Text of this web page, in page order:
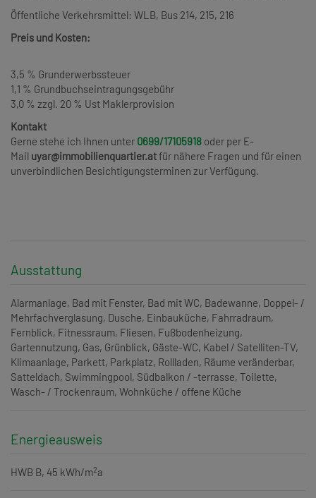
Öffentliche Verkehrsmittel: WLB, Bus 214, 215, 216
Preis und Kosten:
3,5 % Grunderwerbssteuer
1,1 % Grundbuchseintragungsgebühr
3,0 % zzgl. 20 % Ust Maklerprovision
Kontakt
Gerne stehe ich Ihnen unter 0699/17105918 oder per E-
Mail uyar@immobilienquartier.atfür nähere Fragen und für einen
unverbindlichen Besichtigungsterminen zur Verfügung.
Ausstattung
Alarmanlage Bad mit Fenster Bad mit WC Badewanne Doppel- /
Mehrfachverglasung Dusche Einbauküche Fahrradraum
Fernblick Fitnessraum Fliesen Fußbodenheizung
Gartennutzung Gas Grünblick Gäste-WC Kabel / Satelliten-TV
Klimaanlage Parkett Parkplatz Rollladen Räume veränderbar
Satteldach Swimmingpool Südbalkon / -terrasse Toilette
Wasch- / Trockenraum Wohnküche / offene Küche
Energieausweis
HWB B, 45 kWh/m2a